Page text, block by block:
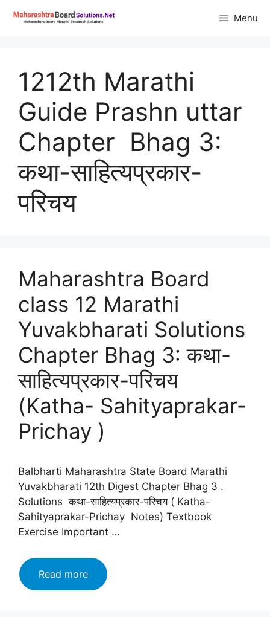
Menu
1212th Marathi
Guide Prashn uttar
Chapter Bhag 3:
कथा-साहित्यप्रकार-
परिचय
Maharashtra Board
class 12 Marathi
Yuvakbharati Solutions
Chapter Bhag 3: कथा-
साहित्यप्रकार-परिचय
(Katha- Sahityaprakar-
Prichay )
Balbharti Maharashtra State Board Marathi
Yuvakbharati 12th Digest Chapter Bhag 3 .
Solutions कथा-साहित्यप्रकार-परिचय ( Katha-
Sahityaprakar-Prichay Notes) Textbook
Exercise Important …
Read moreMaharashtra
Board